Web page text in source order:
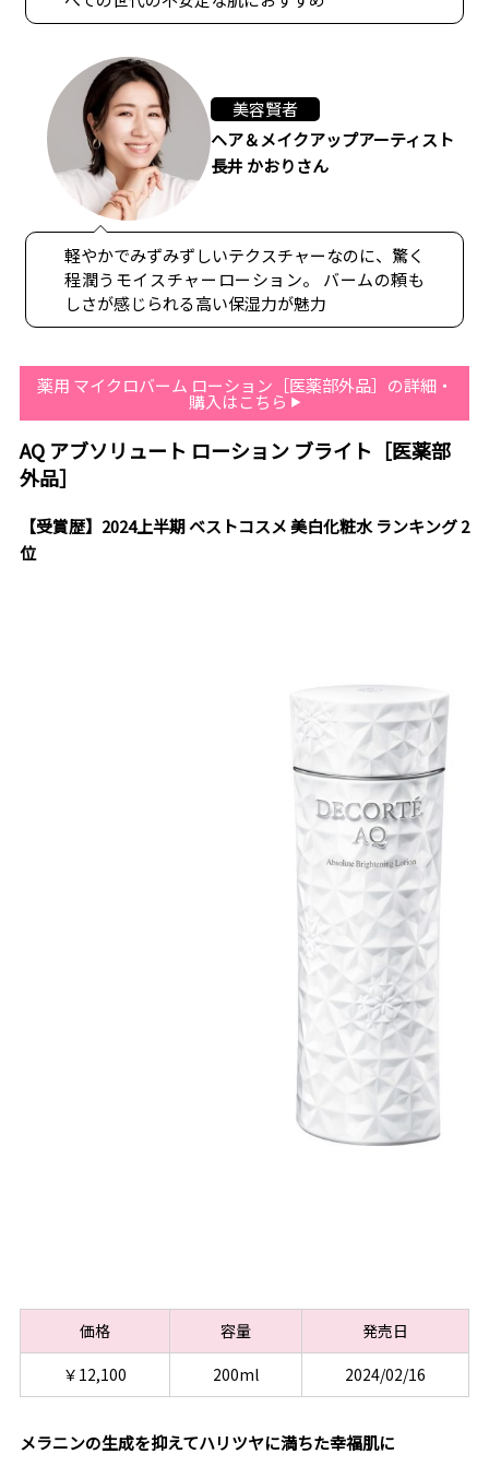
美容賢者
ヘア＆メイクアップアーティスト
長井 かおりさん
軽やかでみずみずしいテクスチャーなのに、驚く
程潤うモイスチャーローション。 バームの頼も
しさが感じられる高い保湿力が魅力
薬用 マイクロバーム ローション［医薬部外品］の詳細・
購入はこちら
AQ アブソリュート ローション ブライト［医薬部
外品］
【受賞歴】2024上半期 ベストコスメ 美白化粧水 ランキング 2
位
価格 容量
発売日
￥12,100
200ml 2024/02/16
メラニンの生成を抑えてハリツヤに満ちた幸福肌に